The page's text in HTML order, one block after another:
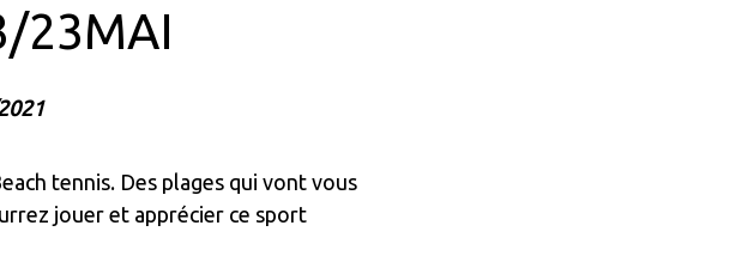
23MAI
tennis. Des plages qui vont vous
jouer et apprécier ce sport